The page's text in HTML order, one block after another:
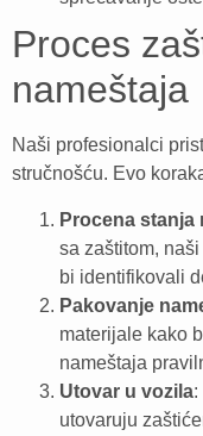
Proces
nameštaja
Naši profesionalci
stručnošću. Evo
Procena stanja
sa zaštitom,
bi identifikovali
Pakovanje
materijale kako
nameštaja
Utovar u vozila:
utovaruju